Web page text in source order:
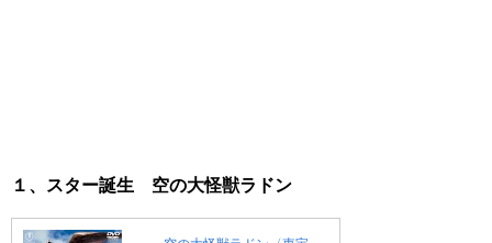
１、スター誕生 空の大怪獣ラドン